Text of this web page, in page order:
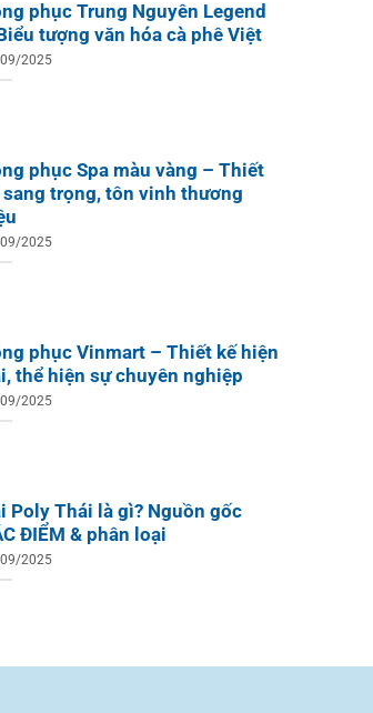
phục Trung Nguyên Legend
tượng văn hóa cà phê Việt
2025
phục Spa màu vàng – Thiết
sang trọng, tôn vinh thương
2025
phục Vinmart – Thiết kế hiện
thể hiện sự chuyên nghiệp
2025
Poly Thái là gì? Nguồn gốc
ĐIỂM & phân loại
2025